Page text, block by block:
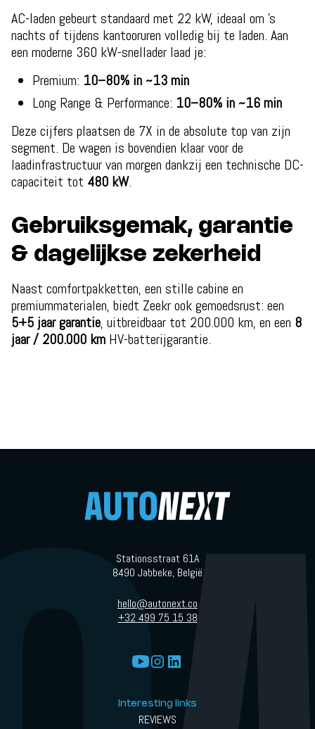
AC-laden gebeurt standaard met 22 kW, ideaal om ’s
nachts of tijdens kantooruren volledig bij te laden. Aan
een moderne 360 kW-snellader laad je:
Premium: 10–80% in ~13 min
Long Range & Performance: 10–80% in ~16 min
Deze cijfers plaatsen de 7X in de absolute top van zijn
segment. De wagen is bovendien klaar voor de
laadinfrastructuur van morgen dankzij een technische DC-
capaciteit tot 480 kW.
Gebruiksgemak, garantie
& dagelijkse zekerheid
Naast comfortpakketten, een stille cabine en
premiummaterialen, biedt Zeekr ook gemoedsrust: een
5+5 jaar garantie, uitbreidbaar tot 200.000 km, en een 8
jaar / 200.000 km HV-batterijgarantie.
Stationsstraat 61A
8490 Jabbeke, België
hello@autonext.co
+32 499 75 15 38
Interesting links
REVIEWS